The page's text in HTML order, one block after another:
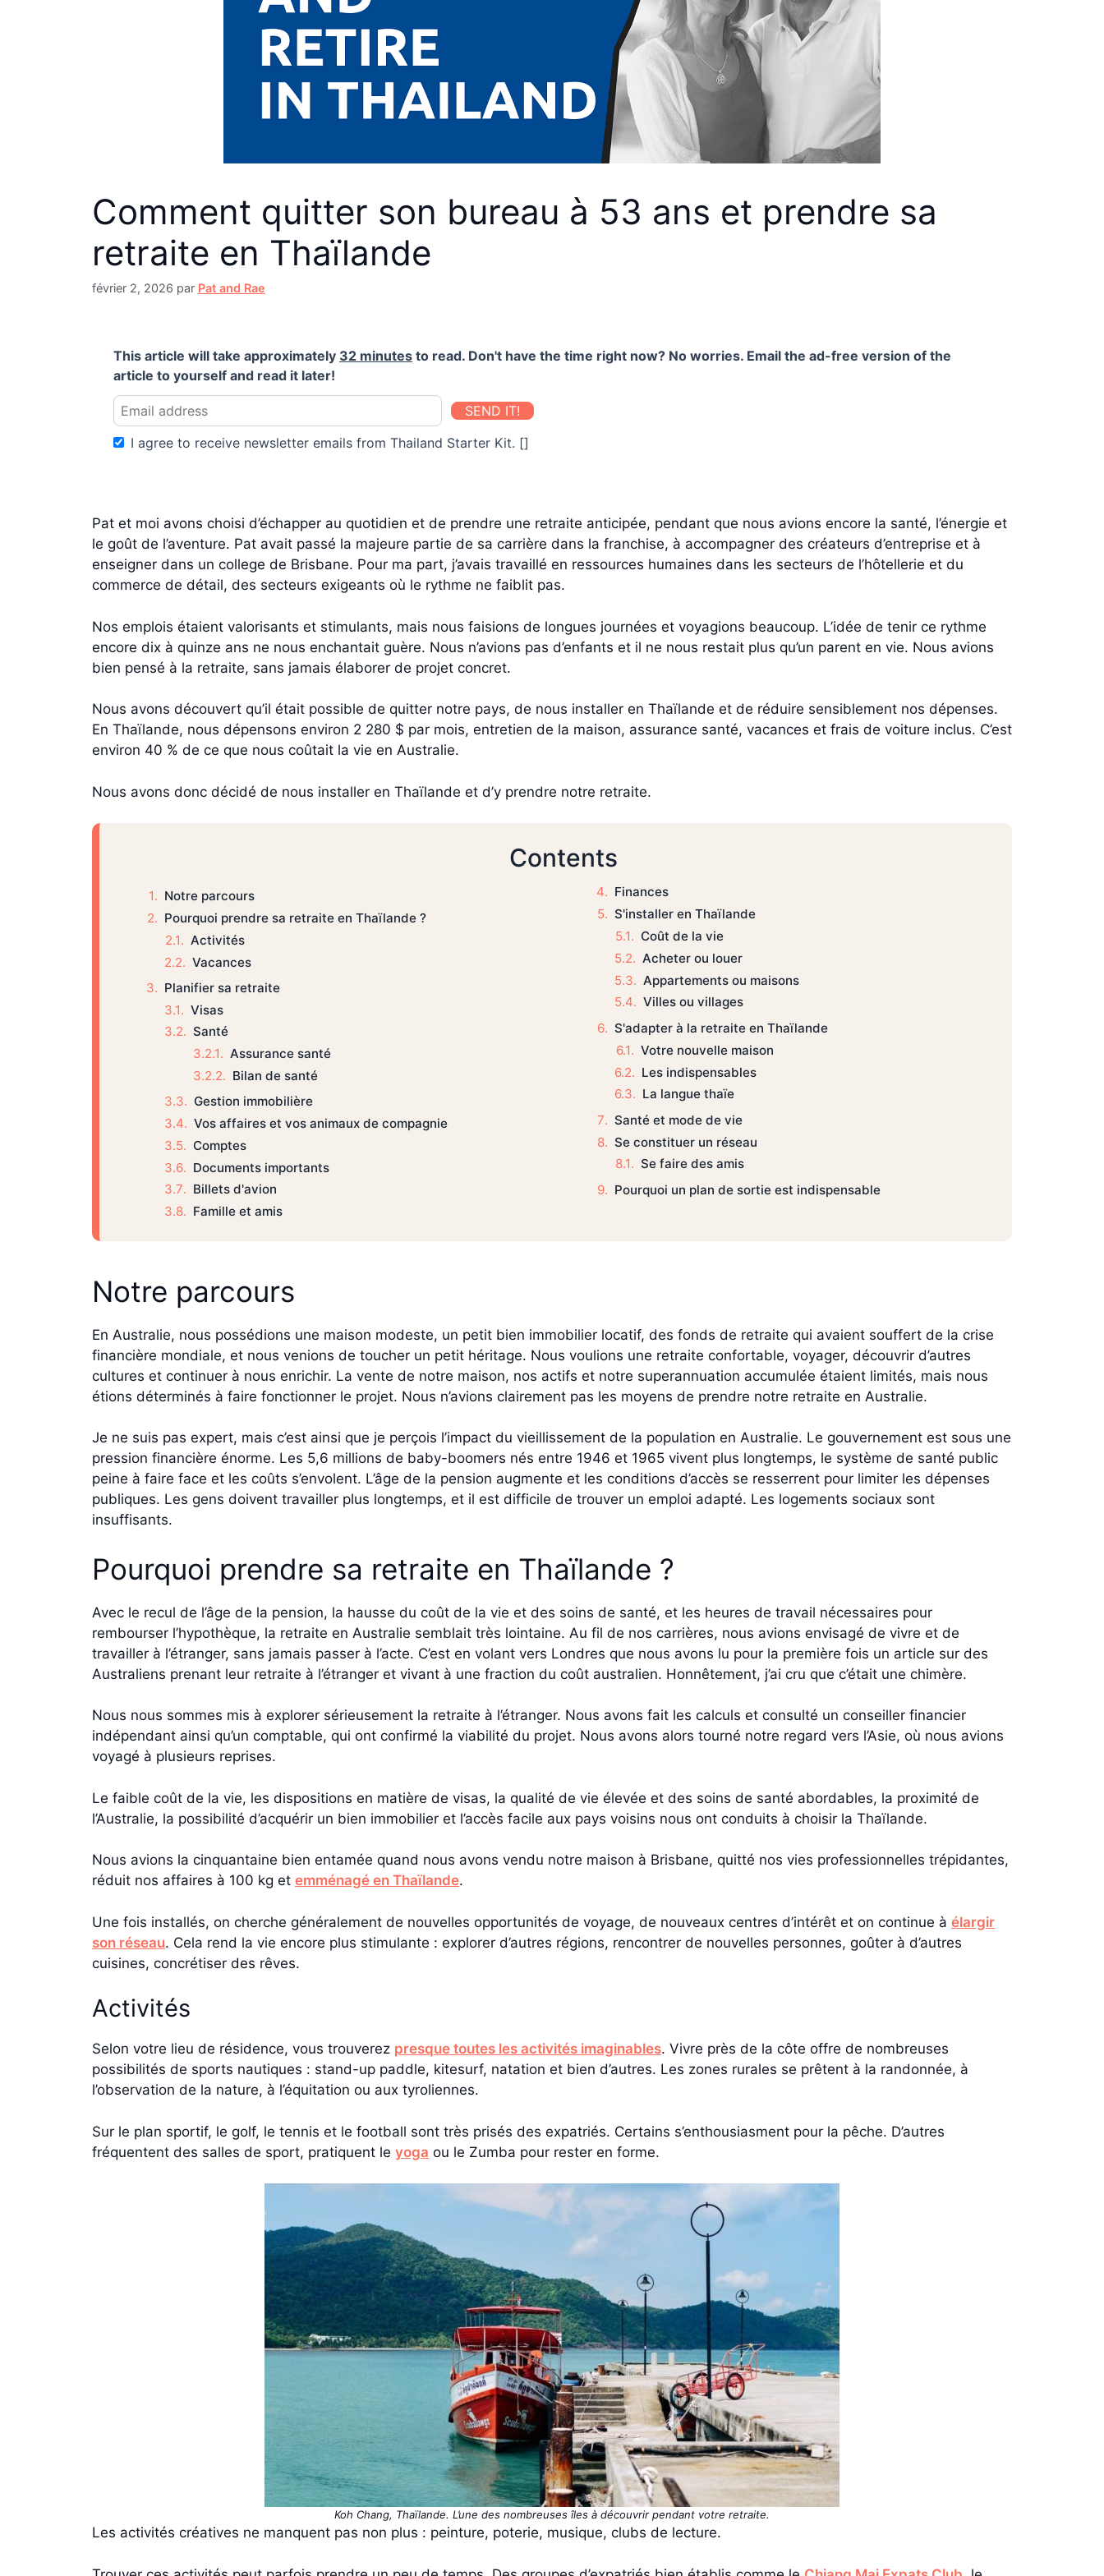
Comment quitter son bureau à 53 ans et prendre sa
retraite en Thaïlande
février 2, 2026 par Pat and Rae
This article will take approximately 32 minutes to read. Don't have the time right now? No worries. Email the ad-free version of the
article to yourself and read it later!
SEND IT!
I agree to receive newsletter emails from Thailand Starter Kit. []
Pat et moi avons choisi d’échapper au quotidien et de prendre une retraite anticipée, pendant que nous avions encore la santé, l’énergie et
le goût de l’aventure. Pat avait passé la majeure partie de sa carrière dans la franchise, à accompagner des créateurs d’entreprise et à
enseigner dans un college de Brisbane. Pour ma part, j’avais travaillé en ressources humaines dans les secteurs de l’hôtellerie et du
commerce de détail, des secteurs exigeants où le rythme ne faiblit pas.
Nos emplois étaient valorisants et stimulants, mais nous faisions de longues journées et voyagions beaucoup. L’idée de tenir ce rythme
encore dix à quinze ans ne nous enchantait guère. Nous n’avions pas d’enfants et il ne nous restait plus qu’un parent en vie. Nous avions
bien pensé à la retraite, sans jamais élaborer de projet concret.
Nous avons découvert qu’il était possible de quitter notre pays, de nous installer en Thaïlande et de réduire sensiblement nos dépenses.
En Thaïlande, nous dépensons environ 2 280 $ par mois, entretien de la maison, assurance santé, vacances et frais de voiture inclus. C’est
environ 40 % de ce que nous coûtait la vie en Australie.
Nous avons donc décidé de nous installer en Thaïlande et d’y prendre notre retraite.
Contents
Notre parcours
Pourquoi prendre sa retraite en Thaïlande ?
Activités
Vacances
Planifier sa retraite
Visas
Santé
Assurance santé
Bilan de santé
Gestion immobilière
Vos affaires et vos animaux de compagnie
Comptes
Documents importants
Billets d'avion
Famille et amis
Finances
S'installer en Thaïlande
Coût de la vie
Acheter ou louer
Appartements ou maisons
Villes ou villages
S'adapter à la retraite en Thaïlande
Votre nouvelle maison
Les indispensables
La langue thaïe
Santé et mode de vie
Se constituer un réseau
Se faire des amis
Pourquoi un plan de sortie est indispensable
Notre parcours
En Australie, nous possédions une maison modeste, un petit bien immobilier locatif, des fonds de retraite qui avaient souffert de la crise
financière mondiale, et nous venions de toucher un petit héritage. Nous voulions une retraite confortable, voyager, découvrir d’autres
cultures et continuer à nous enrichir. La vente de notre maison, nos actifs et notre superannuation accumulée étaient limités, mais nous
étions déterminés à faire fonctionner le projet. Nous n’avions clairement pas les moyens de prendre notre retraite en Australie.
Je ne suis pas expert, mais c’est ainsi que je perçois l’impact du vieillissement de la population en Australie. Le gouvernement est sous une
pression financière énorme. Les 5,6 millions de baby-boomers nés entre 1946 et 1965 vivent plus longtemps, le système de santé public
peine à faire face et les coûts s’envolent. L’âge de la pension augmente et les conditions d’accès se resserrent pour limiter les dépenses
publiques. Les gens doivent travailler plus longtemps, et il est difficile de trouver un emploi adapté. Les logements sociaux sont
insuffisants.
Pourquoi prendre sa retraite en Thaïlande ?
Avec le recul de l’âge de la pension, la hausse du coût de la vie et des soins de santé, et les heures de travail nécessaires pour
rembourser l’hypothèque, la retraite en Australie semblait très lointaine. Au fil de nos carrières, nous avions envisagé de vivre et de
travailler à l’étranger, sans jamais passer à l’acte. C’est en volant vers Londres que nous avons lu pour la première fois un article sur des
Australiens prenant leur retraite à l’étranger et vivant à une fraction du coût australien. Honnêtement, j’ai cru que c’était une chimère.
Nous nous sommes mis à explorer sérieusement la retraite à l’étranger. Nous avons fait les calculs et consulté un conseiller financier
indépendant ainsi qu’un comptable, qui ont confirmé la viabilité du projet. Nous avons alors tourné notre regard vers l’Asie, où nous avions
voyagé à plusieurs reprises.
Le faible coût de la vie, les dispositions en matière de visas, la qualité de vie élevée et des soins de santé abordables, la proximité de
l’Australie, la possibilité d’acquérir un bien immobilier et l’accès facile aux pays voisins nous ont conduits à choisir la Thaïlande.
Nous avions la cinquantaine bien entamée quand nous avons vendu notre maison à Brisbane, quitté nos vies professionnelles trépidantes,
réduit nos affaires à 100 kg et emménagé en Thaïlande.
Une fois installés, on cherche généralement de nouvelles opportunités de voyage, de nouveaux centres d’intérêt et on continue à élargir
son réseau. Cela rend la vie encore plus stimulante : explorer d’autres régions, rencontrer de nouvelles personnes, goûter à d’autres
cuisines, concrétiser des rêves.
Activités
Selon votre lieu de résidence, vous trouverez presque toutes les activités imaginables. Vivre près de la côte offre de nombreuses
possibilités de sports nautiques : stand-up paddle, kitesurf, natation et bien d’autres. Les zones rurales se prêtent à la randonnée, à
l’observation de la nature, à l’équitation ou aux tyroliennes.
Sur le plan sportif, le golf, le tennis et le football sont très prisés des expatriés. Certains s’enthousiasment pour la pêche. D’autres
fréquentent des salles de sport, pratiquent le yoga ou le Zumba pour rester en forme.
Koh Chang, Thaïlande. L’une des nombreuses îles à découvrir pendant votre retraite.
Les activités créatives ne manquent pas non plus : peinture, poterie, musique, clubs de lecture.